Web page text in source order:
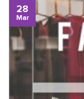
28
Mar